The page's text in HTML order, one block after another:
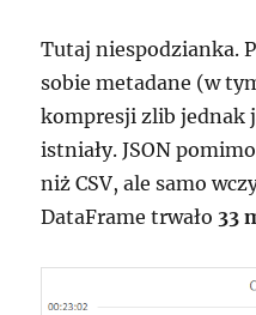
Tutaj niespodzianka.
sobie metadane (w
kompresji zlib jednak
istniały. JSON
niż CSV, ale samo
DataFrame trwało 33